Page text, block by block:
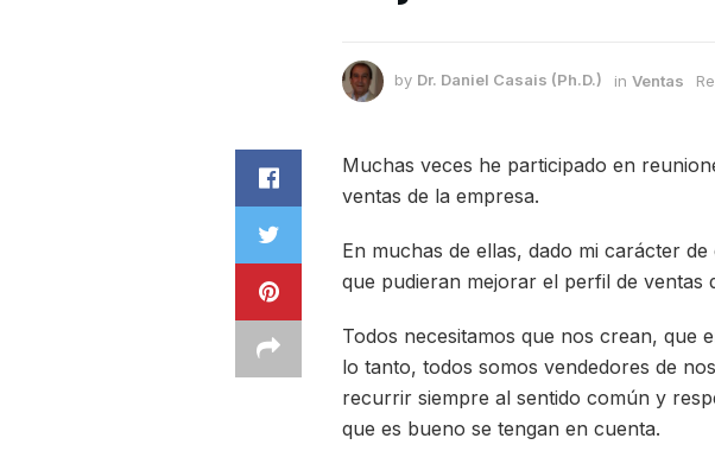
by Dr. Daniel Casais (Ph.D.) in Ventas
Muchas veces he participado en
ventas de la empresa.
En muchas de ellas, dado mi carácter
que pudieran mejorar el perfil de ventas
Todos necesitamos que nos crean, que
lo tanto, todos somos vendedores de
recurrir siempre al sentido común y
que es bueno se tengan en cuenta.